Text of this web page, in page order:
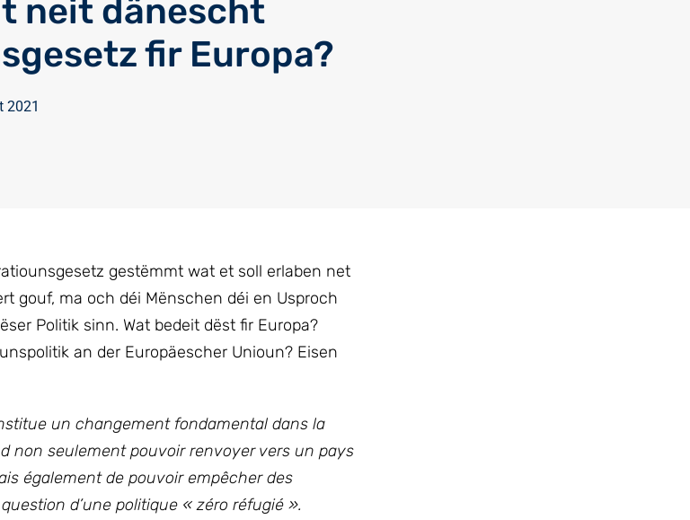
neit dänescht
fir Europa?
2021
gestëmmt wat et soll erlaben net
gouf, ma och déi Mënschen déi en Usproch
Politik sinn. Wat bedeit dëst fir Europa?
an der Europäescher Unioun? Eisen
un changement fondamental dans la
non seulement pouvoir renvoyer vers un pays
également de pouvoir empêcher des
d’une politique « zéro réfugié ».